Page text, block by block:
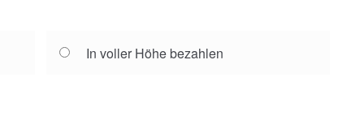
In voller Höhe bezahlen